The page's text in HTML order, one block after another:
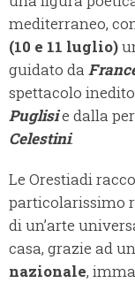
mediterraneo,
(10 e 11 luglio)
guidato da
spettacolo inedito
Puglisie dalla
Celestini.
Le Orestiadi
particolarissimo
di un’arte
casa, grazie ad
nazionale,